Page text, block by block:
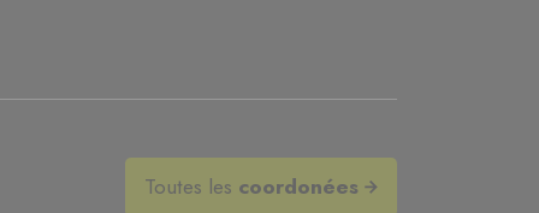
Toutes les coordonées